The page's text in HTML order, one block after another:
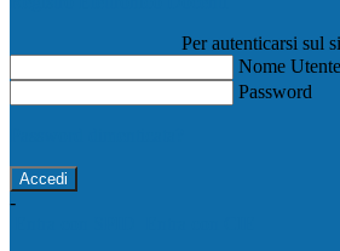
Per autenticarsi sul
Nome Utente
Password
-